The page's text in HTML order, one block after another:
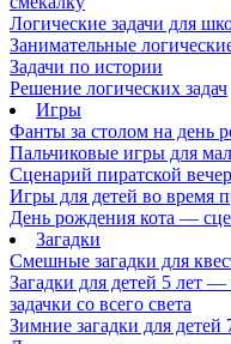
Логические задачи для
Занимательные
Задачи по истории
Решение логических задач
Игры
Фанты за столом на день
Пальчиковые игры для
Сценарий пиратской
Игры для детей во время
День рождения кота —
Загадки
Смешные загадки для
Загадки для детей 5 лет
задачки со всего света
Зимние загадки для